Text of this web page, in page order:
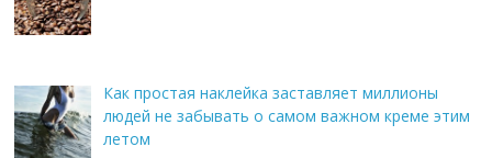
Как простая наклейка заставляет миллионы
людей не забывать о самом важном креме этим
летом